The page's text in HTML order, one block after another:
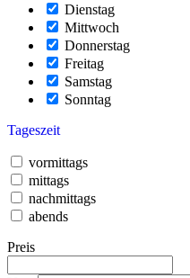
Dienstag
Mittwoch
Donnerstag
Freitag
Samstag
Sonntag
Tageszeit
vormittags
mittags
nachmittags
abends
Preis